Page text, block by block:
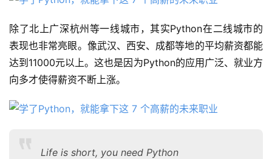
除了北上广深杭州等一线城市，其实Python在二线城市的
表现也非常亮眼。像武汉、西安、成都等地的平均薪资都能
达到11000元以上。这也是因为Python的应用广泛、就业方
向多才使得薪资不断上涨。
Life is short, you need Python